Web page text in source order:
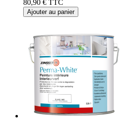
80,90 € TTC
Ajouter au panier